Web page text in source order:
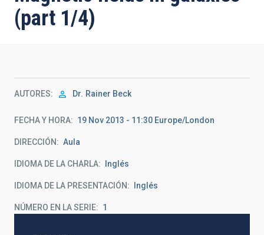
ayuda
navegación
(part 1/4)
AUTORES Dr. Rainer Beck
FECHA Y HORA 19 Nov 2013 - 11:30 Europe/London
DIRECCIÓN Aula
IDIOMA DE LA CHARLA Inglés
IDIOMA DE LA PRESENTACIÓN Inglés
NÚMERO EN LA SERIE 1